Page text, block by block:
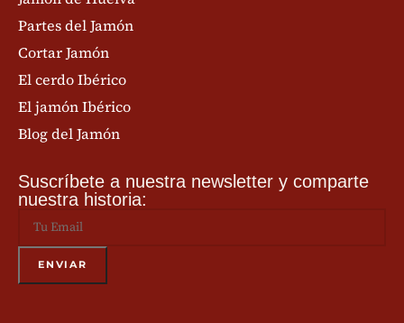
Partes del Jamón
Cortar Jamón
El cerdo Ibérico
El jamón Ibérico
Blog del Jamón
Suscríbete a nuestra newsletter y comparte
nuestra historia: